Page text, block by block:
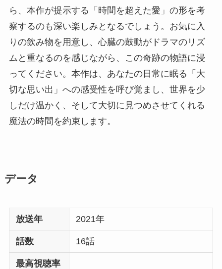
ら、本作が提示する「時間を超えた愛」の形を考
察するのも深い楽しみとなるでしょう。お気に入
りの飲み物を用意し、心臓の鼓動がドラマのリズ
ムと重なるのを感じながら、この奇跡の物語に浸
ってください。本作は、あなたの日常に眠る「大
切な思い出」への感受性を呼び覚まし、世界を少
しだけ温かく、そして大切に見つめさせてくれる
魔法の時間を約束します。
データ
放送年 2021年
話数 16話
最高視聴率